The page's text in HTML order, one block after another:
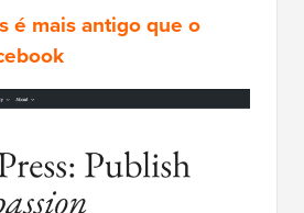
é mais antigo que o